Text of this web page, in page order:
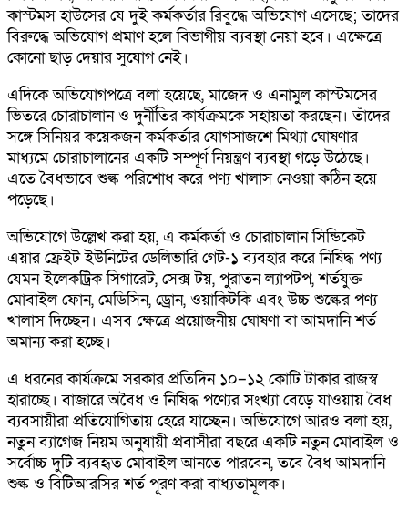
কাস্টমস হাউসের যে দুই কর্মকর্তার রিবুদ্ধে অভিযোগ এসেছে; তাদের
বিরুদ্ধে অভিযোগ প্রমাণ হলে বিভাগীয় ব্যবস্থা নেয়া হবে। এক্ষেত্রে
কোনো ছাড় দেয়ার সুযোগ নেই।
এদিকে অভিযোগপত্রে বলা হয়েছে, মাজেদ ও এনামুল কাস্টমসের
ভিতরে চোরাচালান ও দুর্নীতির কার্যক্রমকে সহায়তা করছেন। তাঁদের
সঙ্গে সিনিয়র কয়েকজন কর্মকর্তার যোগসাজশে মিথ্যা ঘোষণার
মাধ্যমে চোরাচালানের একটি সম্পূর্ণ নিয়ন্ত্রণ ব্যবস্থা গড়ে উঠেছে।
এতে বৈধভাবে শুল্ক পরিশোধ করে পণ্য খালাস নেওয়া কঠিন হয়ে
পড়েছে।
অভিযোগে উল্লেখ করা হয়, এ কর্মকর্তা ও চোরাচালান সিন্ডিকেট
এয়ার ফ্রেইট ইউনিটের ডেলিভারি গেট-১ ব্যবহার করে নিষিদ্ধ পণ্য
যেমন ইলেকট্রিক সিগারেট, সেক্স টয়, পুরাতন ল্যাপটপ, শর্তযুক্ত
মোবাইল ফোন, মেডিসিন, ড্রোন, ওয়াকিটকি এবং উচ্চ শুল্কের পণ্য
খালাস দিচ্ছেন। এসব ক্ষেত্রে প্রয়োজনীয় ঘোষণা বা আমদানি শর্ত
অমান্য করা হচ্ছে।
এ ধরনের কার্যক্রমে সরকার প্রতিদিন ১০–১২ কোটি টাকার রাজস্ব
হারাচ্ছে। বাজারে অবৈধ ও নিষিদ্ধ পণ্যের সংখ্যা বেড়ে যাওয়ায় বৈধ
ব্যবসায়ীরা প্রতিযোগিতায় হেরে যাচ্ছেন। অভিযোগে আরও বলা হয়,
নতুন ব্যাগেজ নিয়ম অনুযায়ী প্রবাসীরা বছরে একটি নতুন মোবাইল ও
সর্বোচ্চ দুটি ব্যবহৃত মোবাইল আনতে পারবেন, তবে বৈধ আমদানি
শুল্ক ও বিটিআরসির শর্ত পূরণ করা বাধ্যতামূলক।